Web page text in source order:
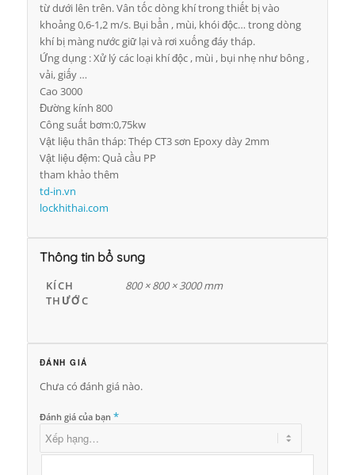
từ dưới lên trên. Vân tốc dòng khí trong thiết bị vào
khoảng 0,6-1,2 m/s. Bụi bẩn , mùi, khói độc… trong dòng
khí bị màng nước giữ lại và rơi xuống đáy tháp.
Ứng dụng : Xử lý các loại khí độc , mùi , bụi nhẹ như bông ,
vải, giấy …
Cao 3000
Đường kính 800
Công suất bơm:0,75kw
Vật liệu thân tháp: Thép CT3 sơn Epoxy dày 2mm
Vật liệu đệm: Quả cầu PP
tham khảo thêm
td-in.vn
lockhithai.com
Thông tin bổ sung
KÍCH
THƯỚC
800 × 800 × 3000 mm
ĐÁNH GIÁ
Chưa có đánh giá nào.
Đánh giá của bạn *